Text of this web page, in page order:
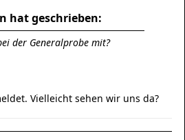
hat geschrieben:
der Generalprobe mit?
Vielleicht sehen wir uns da?